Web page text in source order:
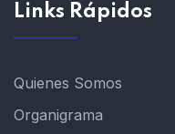
Links Rápidos
Quienes Somos
Organigrama